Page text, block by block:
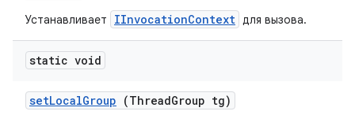
Устанавливает IInvocationContext для вызова.
static void
setLocalGroup (ThreadGroup tg)